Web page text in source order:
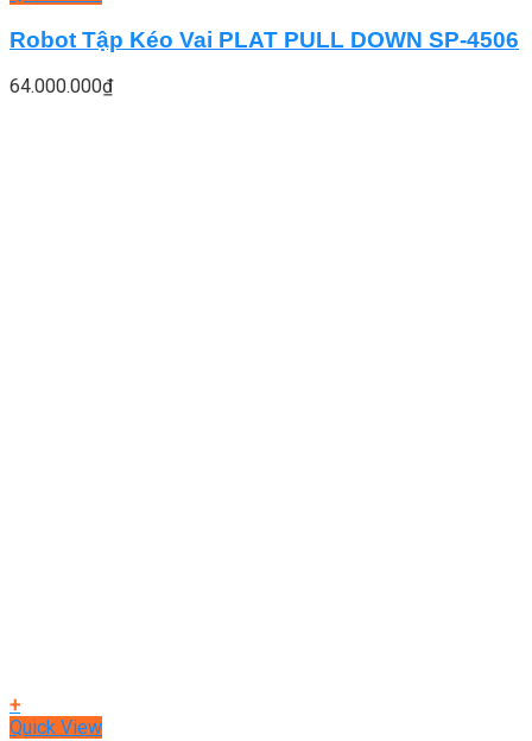
Robot Tập Kéo Vai PLAT PULL DOWN SP-4506
64.000.000₫
+
Quick View